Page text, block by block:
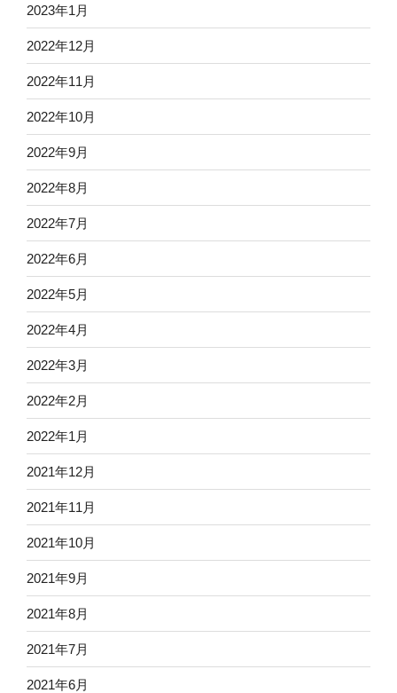
2023年1月
2022年12月
2022年11月
2022年10月
2022年9月
2022年8月
2022年7月
2022年6月
2022年5月
2022年4月
2022年3月
2022年2月
2022年1月
2021年12月
2021年11月
2021年10月
2021年9月
2021年8月
2021年7月
2021年6月